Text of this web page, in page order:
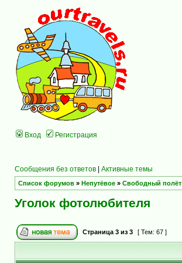
Вход Регистрация
Сообщения без ответов | Активные темы
Список форумов » Непутёвое » Свободный полёт
Уголок фотолюбителя
Страница 3 из 3 [ Тем: 67 ]